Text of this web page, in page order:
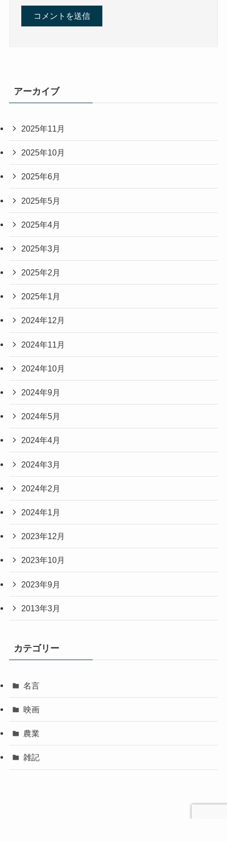
アーカイブ
2025年11月
2025年10月
2025年6月
2025年5月
2025年4月
2025年3月
2025年2月
2025年1月
2024年12月
2024年11月
2024年10月
2024年9月
2024年5月
2024年4月
2024年3月
2024年2月
2024年1月
2023年12月
2023年10月
2023年9月
2013年3月
カテゴリー
名言
映画
農業
雑記